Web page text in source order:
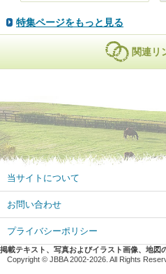
特集ページをもっと見る
関連リ
当サイトについて
お問い合わせ
プライバシーポリシー
掲載テキスト、写真およびイラスト画像、地図
Copyright © JBBA 2002-2026. All Rights